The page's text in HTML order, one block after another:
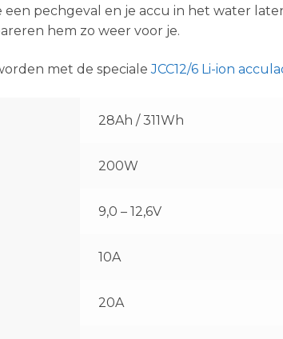
pechgeval en je accu in het water
hem zo weer voor je.
met de specialeJCC12/6 Li-ion
28Ah / 311Wh
200W
9,0 – 12,6V
10A
20A